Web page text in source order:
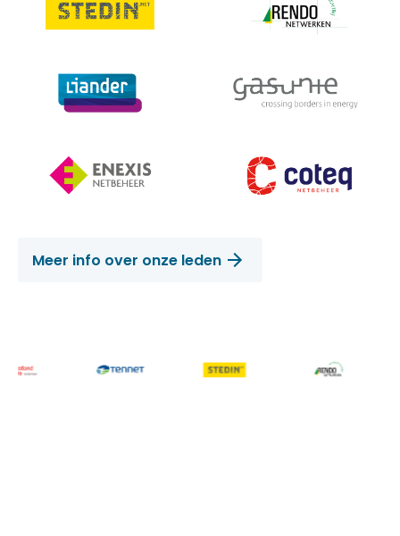
Meer info over onze leden